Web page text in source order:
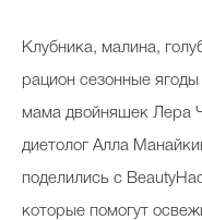
Клубника, малина,
рацион сезонные
мама двойняшек Лера
диетолог Алла
поделились с
которые помогут